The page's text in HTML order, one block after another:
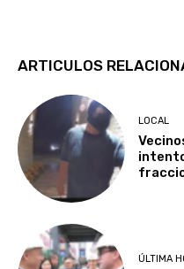
ARTICULOS
LOCAL
ÚLTIMA